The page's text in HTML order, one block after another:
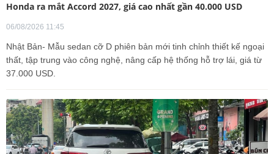
Honda ra mắt Accord 2027, giá cao nhất gần 40.000 USD
06/08/2026 11:45
Nhật Bản- Mẫu sedan cỡ D phiên bản mới tinh chỉnh thiết kế ngoại
thất, tập trung vào công nghệ, nâng cấp hệ thống hỗ trợ lái, giá từ
37.000 USD.